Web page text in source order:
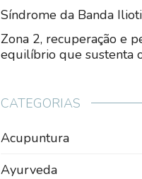
Síndrome da Banda
Zona 2, recuperação e
equilíbrio que sustenta
CATEGORIAS
Acupuntura
Ayurveda